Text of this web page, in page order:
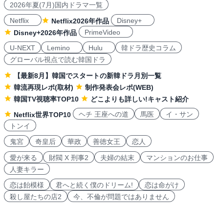
2026年夏(7月)国内ドラマ一覧
Netflix
Netflix2026年作品
Disney+
Disney+2026年作品
PrimeVideo
U-NEXT
Lemino Hulu
韓ドラ歴史コラム
グローバル視点で読む韓国ドラ
【最新8月】韓国でスタートの新韓ドラ月別一覧
韓流再現レポ(取材)
制作発表会レポ(WEB)
韓国TV視聴率TOP10
どこよりも詳しい!キャスト紹介
Netflix世界TOP10
ヘチ 王座への道 馬医
イ・サン
トンイ
鬼宮
奇皇后 華政 善徳女王 恋人
愛が来る 財閥 X 刑事2 夫婦の結末
マンションのお仕事
人妻キラー
恋は飴模様
君へと続く僕のドリーム!
恋は命がけ
殺し屋たちの店2
今、不倫が問題ではありません